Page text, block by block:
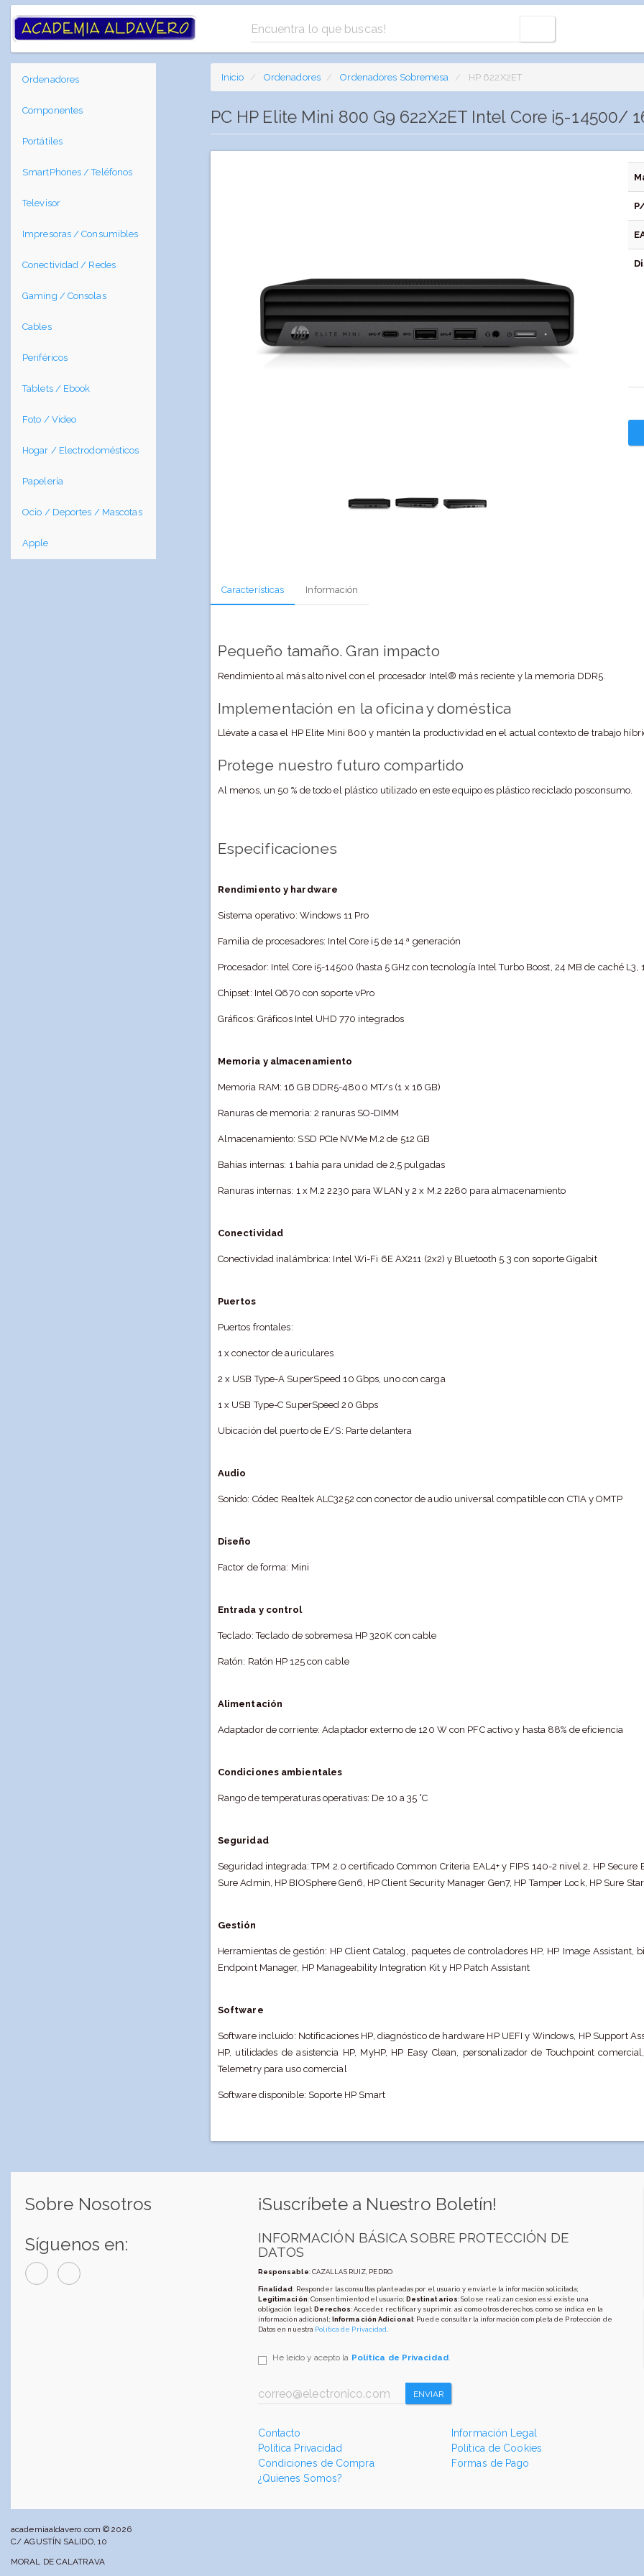
Ordenadores
Componentes
Portátiles
SmartPhones / Teléfonos
Televisor
Impresoras / Consumibles
Conectividad / Redes
Gaming / Consolas
Cables
Periféricos
Tablets / Ebook
Foto / Video
Hogar / Electrodomésticos
Papelería
Ocio / Deportes / Mascotas
Apple
Inicio Ordenadores Ordenadores Sobremesa HP 622X2ET
PC HP Elite Mini 800 G9 622X2ET Intel Core i5-14500/
Características Información
Pequeño tamaño. Gran impacto
Rendimiento al más alto nivel con el procesador Intel® más reciente y la memoria DDR5.
Implementación en la oficina y doméstica
Llévate a casa el HP Elite Mini 800 y mantén la productividad en el actual contexto de trabajo
Protege nuestro futuro compartido
Al menos, un 50 % de todo el plástico utilizado en este equipo es plástico reciclado posconsumo.
Especificaciones
Rendimiento y hardware
Sistema operativo: Windows 11 Pro
Familia de procesadores: Intel Core i5 de 14.ª generación
Procesador: Intel Core i5-14500 (hasta 5 GHz con tecnología Intel Turbo Boost, 24 MB de caché
Chipset: Intel Q670 con soporte vPro
Gráficos: Gráficos Intel UHD 770 integrados
Memoria y almacenamiento
Memoria RAM: 16 GB DDR5-4800 MT/s (1 x 16 GB)
Ranuras de memoria: 2 ranuras SO-DIMM
Almacenamiento: SSD PCIe NVMe M.2 de 512 GB
Bahías internas: 1 bahía para unidad de 2,5 pulgadas
Ranuras internas: 1 x M.2 2230 para WLAN y 2 x M.2 2280 para almacenamiento
Conectividad
Conectividad inalámbrica: Intel Wi-Fi 6E AX211 (2x2) y Bluetooth 5.3 con soporte Gigabit
Puertos
Puertos frontales:
1 x conector de auriculares
2 x USB Type-A SuperSpeed 10 Gbps, uno con carga
1 x USB Type-C SuperSpeed 20 Gbps
Ubicación del puerto de E/S: Parte delantera
Audio
Sonido: Códec Realtek ALC3252 con conector de audio universal compatible con CTIA y OMTP
Diseño
Factor de forma: Mini
Entrada y control
Teclado: Teclado de sobremesa HP 320K con cable
Ratón: Ratón HP 125 con cable
Alimentación
Adaptador de corriente: Adaptador externo de 120 W con PFC activo y hasta 88% de eficiencia
Condiciones ambientales
Rango de temperaturas operativas: De 10 a 35 °C
Seguridad
Seguridad integrada: TPM 2.0 certificado Common Criteria EAL4+ y FIPS 140-2 nivel 2, HP Secure
Sure Admin, HP BIOSphere Gen6, HP Client Security Manager Gen7, HP Tamper Lock, HP Sure
Gestión
Herramientas de gestión: HP Client Catalog, paquetes de controladores HP, HP Image Assistant,
Endpoint Manager, HP Manageability Integration Kit y HP Patch Assistant
Software
Software incluido: Notificaciones HP, diagnóstico de hardware HP UEFI y Windows, HP Support
HP, utilidades de asistencia HP, MyHP, HP Easy Clean, personalizador de Touchpoint
Telemetry para uso comercial
Software disponible: Soporte HP Smart
Sobre Nosotros
Síguenos en:
¡Suscríbete a Nuestro Boletín!
INFORMACIÓN BÁSICA SOBRE PROTECCIÓN DE
DATOS
Responsable: CAZALLAS RUIZ, PEDRO
Finalidad: Responder las consultas planteadas por el usuario y enviarle la información solicitada;
Legitimación: Consentimiento del usuario; Destinatarios: Solo se realizan cesiones si existe una
obligación legal;Derechos: Acceder, rectificar y suprimir, así como otros derechos, como se indica en la
información adicional; Información Adicional: Puede consultar la información completa de Protección de
Datos en nuestra Política de Privacidad
He leído y acepto la Política de Privacidad.
ENVIAR
Contacto
Información Legal
Política Privacidad
Política de Cookies
Condiciones de Compra
Formas de Pago
¿Quienes Somos?
academiaaldavero.com © 2026
C/ AGUSTÍN SALIDO, 10
MORAL DE CALATRAVA